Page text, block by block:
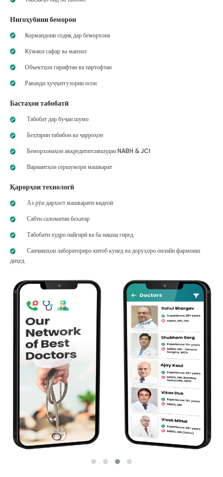
Нигоҳубини беморон
Кормандони содиқ дар беморхона
Кӯмаки сафар ва манзил
Объектҳои гирифтан ва партофтан
Раванди ҳуҷҷатгузории осон
Бастаҳои табобатӣ
Табобат дар буҷаи шумо
Беҳтарин табибон ва ҷарроҳон
Беморхонаҳои аккредитатсияшудаи NABH & JCI
Вариантҳои сершумори машварат
Қарорҳои технологӣ
Аз рӯи дархост машварати видеоӣ
Сабти саломатии бехатар
Табобати худро пайгирӣ ва ба нақша гиред
Санҷишҳои лабораториро китоб кунед ва доруҳоро онлайн фармоиш
диҳед